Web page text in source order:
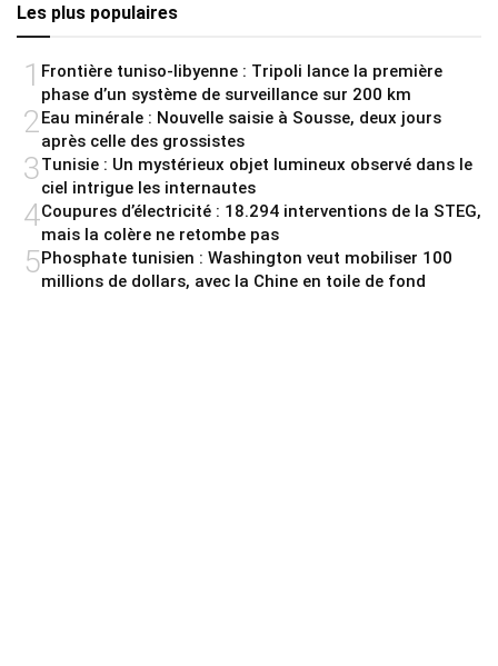
Les plus populaires
1 Frontière tuniso-libyenne : Tripoli lance la première
phase d’un système de surveillance sur 200 km
2 Eau minérale : Nouvelle saisie à Sousse, deux jours
après celle des grossistes
3Tunisie : Un mystérieux objet lumineux observé dans le
ciel intrigue les internautes
4Coupures d’électricité : 18.294 interventions de la STEG,
mais la colère ne retombe pas
5Phosphate tunisien : Washington veut mobiliser 100
millions de dollars, avec la Chine en toile de fond